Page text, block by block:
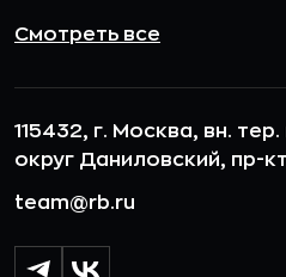
Смотреть все
115432, г. Москва, вн.
округ Даниловский, пр-
team@rb.ru